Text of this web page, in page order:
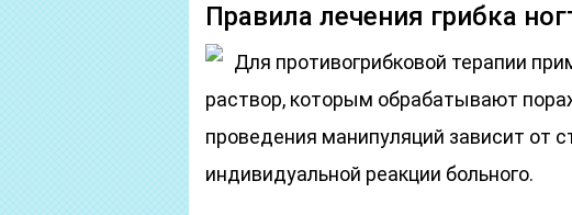
Правила лечения грибка
Для противогрибковой терапии
раствор, которым обрабатывают
проведения манипуляций зависит от
индивидуальной реакции больного.